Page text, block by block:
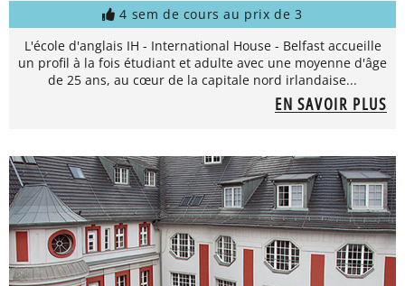
4 sem de cours au prix de 3
L'école d'anglais IH - International House - Belfast accueille
un profil à la fois étudiant et adulte avec une moyenne d'âge
de 25 ans, au cœur de la capitale nord irlandaise...
EN SAVOIR PLUS